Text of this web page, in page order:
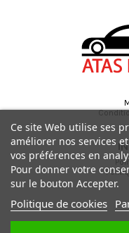
Ce site Web utilise ses
améliorer nos services
vos préférences en
Pour donner votre
sur le bouton Accepter.
Politique de cookies